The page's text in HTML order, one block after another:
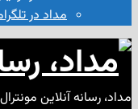
مداد در تلگرام
مونترال